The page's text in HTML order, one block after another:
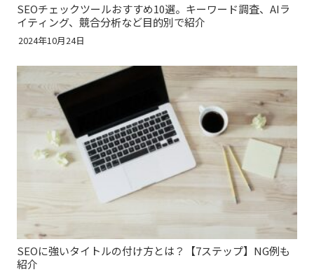
SEOチェックツールおすすめ10選。キーワード調査、AIラ
イティング、競合分析など目的別で紹介
2024年10月24日
SEOに強いタイトルの付け方とは？【7ステップ】NG例も
紹介